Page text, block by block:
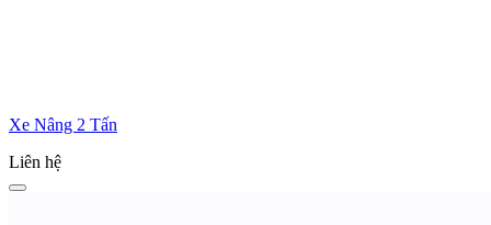
Xe Nâng 2 Tấn
Liên hệ